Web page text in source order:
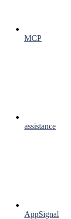
MCP
assistance
AppSignal